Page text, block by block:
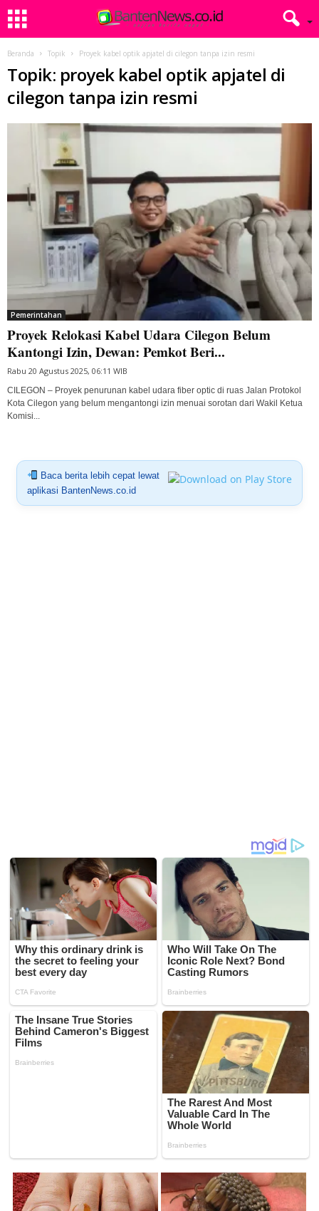
Beranda Topik Proyek kabel optik apjatel di cilegon tanpa izin resmi
Topik: proyek kabel optik apjatel di
cilegon tanpa izin resmi
Pemerintahan
Proyek Relokasi Kabel Udara Cilegon Belum
Kantongi Izin, Dewan: Pemkot Beri...
Rabu 20 Agustus 2025, 06:11 WIB
CILEGON – Proyek penurunan kabel udara fiber optic di ruas Jalan Protokol
Kota Cilegon yang belum mengantongi izin menuai sorotan dari Wakil Ketua
Komisi...
Baca berita lebih cepat lewat
aplikasi BantenNews.co.id